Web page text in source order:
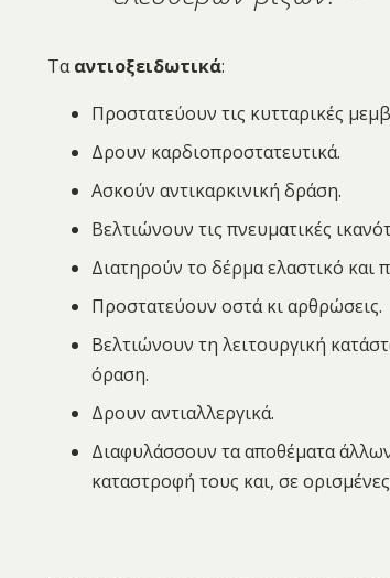
Τααντιοξειδωτικά:
Προστατεύουν τις κυτταρικές
Δρουν καρδιοπροστατευτικά.
Ασκούν αντικαρκινική δράση.
Βελτιώνουν τις πνευματικές
Διατηρούν το δέρμα ελαστικό
Προστατεύουν οστά κι αρθρώσεις.
Βελτιώνουν τη λειτουργική
όραση.
Δρουν αντιαλλεργικά.
Διαφυλάσσουν τα αποθέματα
καταστροφή τους και, σε